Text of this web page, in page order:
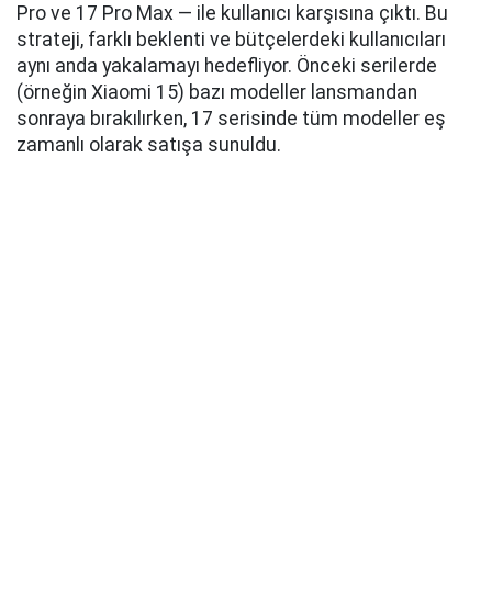
Pro ve 17 Pro Max — ile kullanıcı karşısına çıktı. Bu
strateji, farklı beklenti ve bütçelerdeki kullanıcıları
aynı anda yakalamayı hedefliyor. Önceki serilerde
(örneğin Xiaomi 15) bazı modeller lansmandan
sonraya bırakılırken, 17 serisinde tüm modeller eş
zamanlı olarak satışa sunuldu.